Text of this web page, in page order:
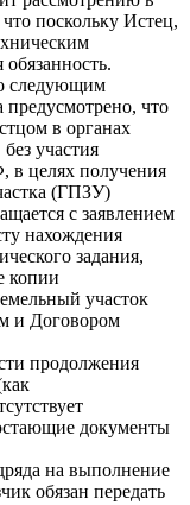
поскольку Истец,
следующим
что
в органах
участия
в целях получения
(ГПЗУ)
с заявлением
нахождения
задания,
копии
участок
и Договором
продолжения
документы
на выполнение
обязан передать